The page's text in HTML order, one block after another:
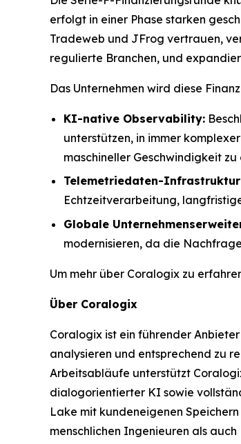
erfolgt in einer Phase starken
Tradeweb und JFrog vertrauen,
regulierte Branchen, und
Das Unternehmen wird diese
KI-native Observability:
unterstützen, in immer
maschineller Geschwindigkeit
Telemetriedaten-
Echtzeitverarbeitung,
Globale
modernisieren, da die
Um mehr über Coralogix zu
Über Coralogix
Coralogix ist ein führender
analysieren und entsprechend zu
Arbeitsabläufe unterstützt
dialogorientierter KI sowie
Lake mit kundeneigenen
menschlichen Ingenieuren als